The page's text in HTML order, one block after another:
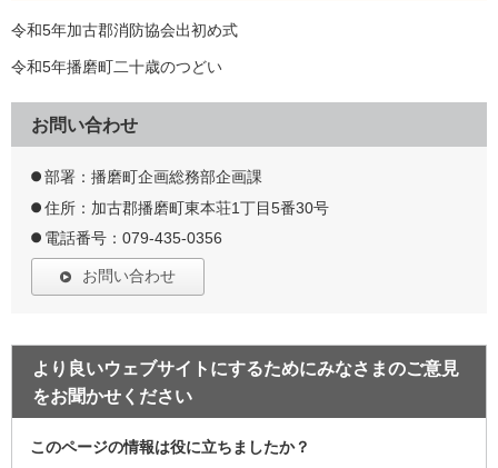
令和5年加古郡消防協会出初め式
令和5年播磨町二十歳のつどい
お問い合わせ
部署：播磨町企画総務部企画課
住所：加古郡播磨町東本荘1丁目5番30号
電話番号：079-435-0356
お問い合わせ
より良いウェブサイトにするためにみなさまのご意見
をお聞かせください
このページの情報は役に立ちましたか？